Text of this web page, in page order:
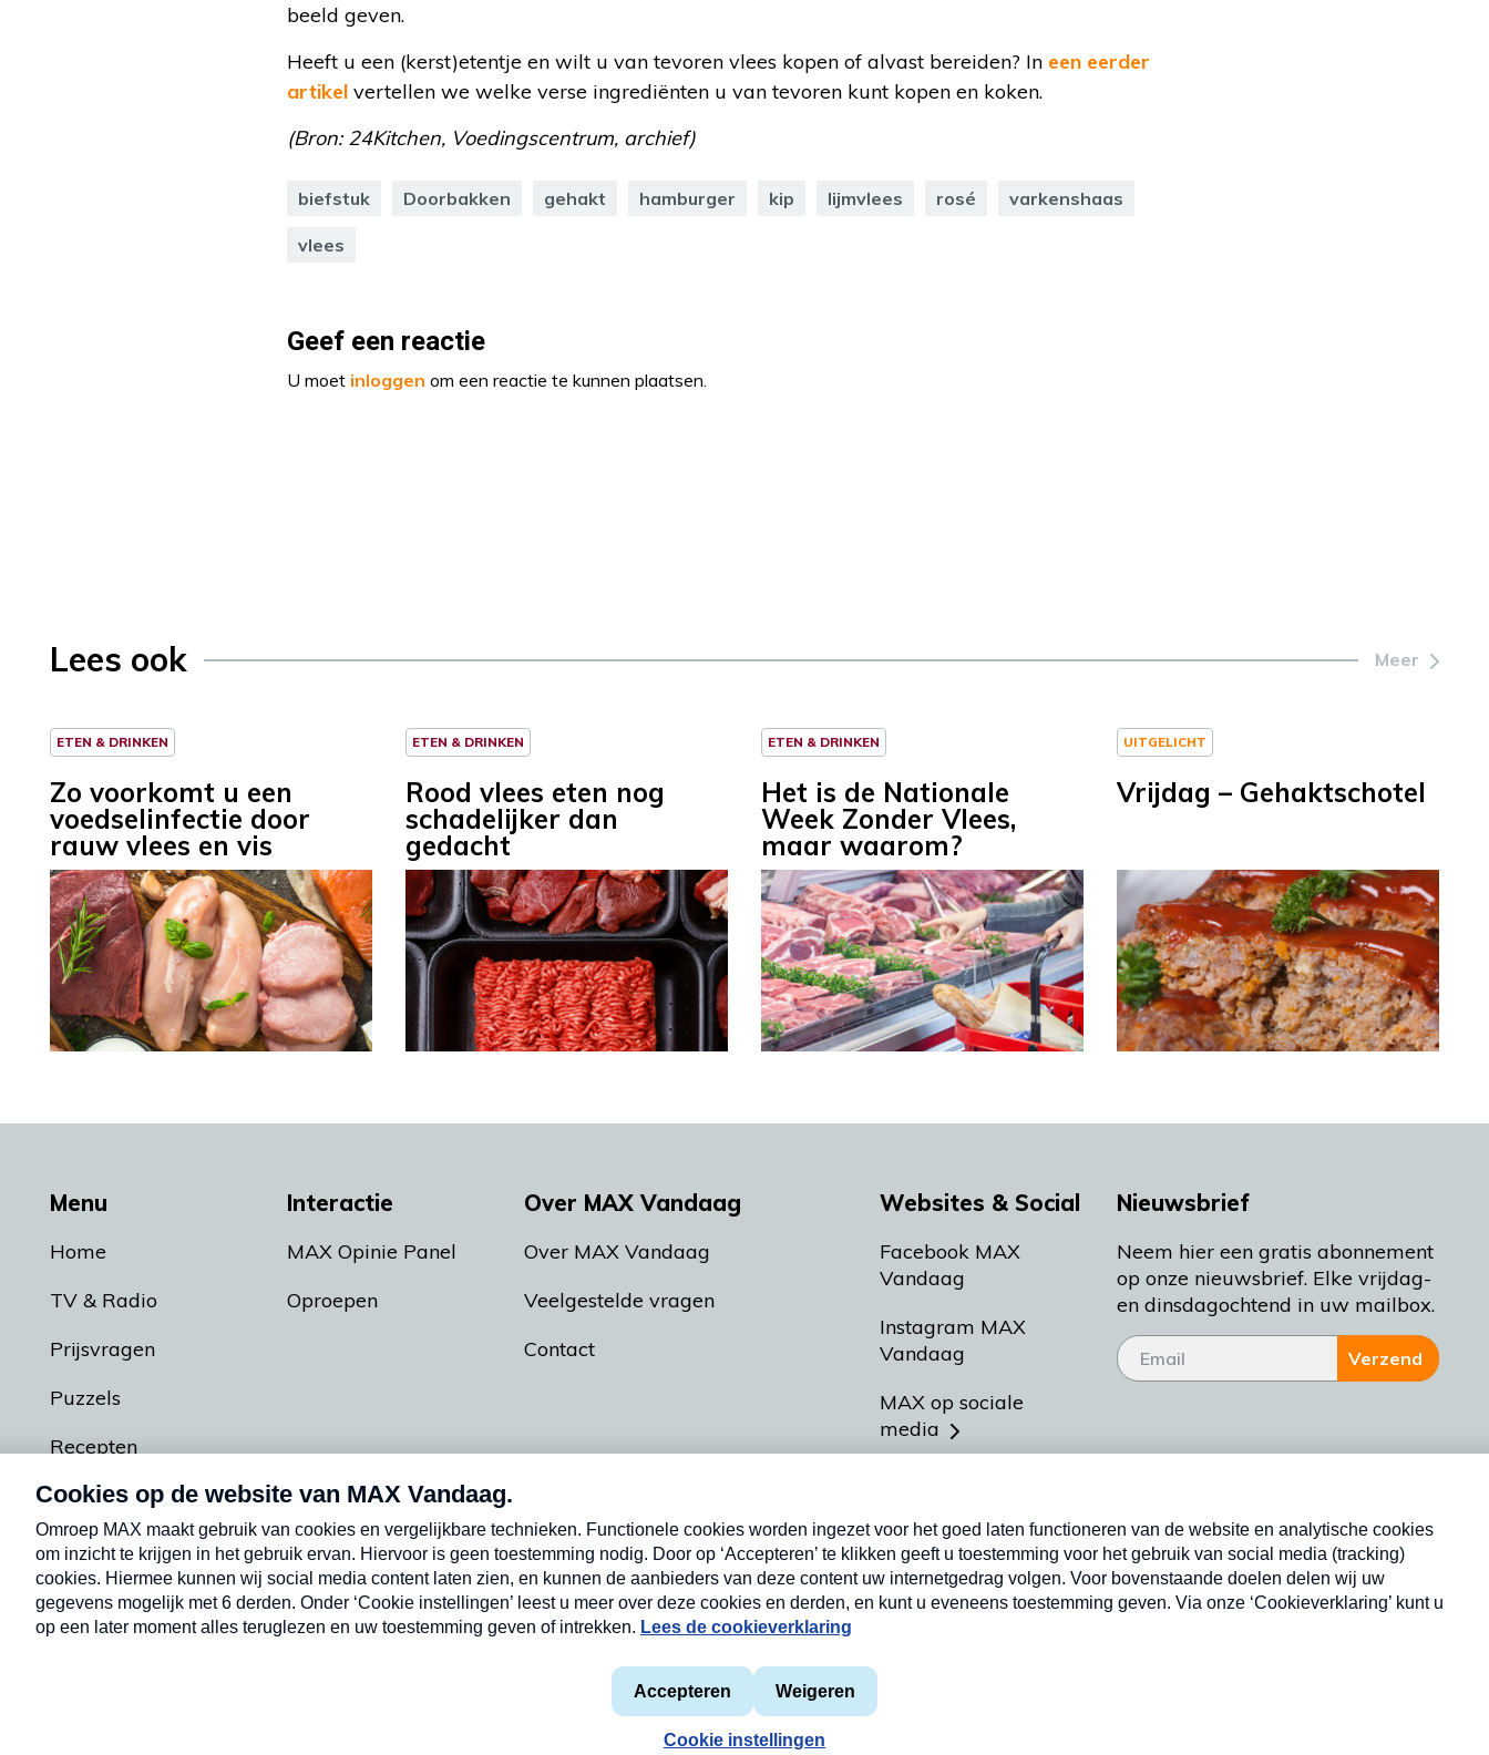
beeld geven.
Heeft u een (kerst)etentje en wilt u van tevoren vlees kopen of alvast bereiden? In een eerder
artikel vertellen we welke verse ingrediënten u van tevoren kunt kopen en koken.
(Bron: 24Kitchen, Voedingscentrum, archief)
biefstuk Doorbakken gehakt hamburger kip lijmvlees rosé varkenshaas
vlees
Geef een reactie
U moet inloggen om een reactie te kunnen plaatsen.
Lees ook Meer
ETEN & DRINKEN
Zo voorkomt u een
voedselinfectie door
rauw vlees en vis
ETEN & DRINKEN
Rood vlees eten nog
schadelijker dan
gedacht
ETEN & DRINKEN
Het is de Nationale
Week Zonder Vlees,
maar waarom?
UITGELICHT
Vrijdag – Gehaktschotel
Menu
Home
TV & Radio
Prijsvragen
Puzzels
Recepten
Podcasts
Interactie
MAX Opinie Panel
Oproepen
Over MAX Vandaag
Over MAX Vandaag
Veelgestelde vragen
Contact
Websites & Social
Facebook MAX
Vandaag
Instagram MAX
Vandaag
MAX op sociale
media
Meldpunt Actueel
Heel Holland Bakt
Nieuwsbrief
Neem hier een gratis abonnement
op onze nieuwsbrief. Elke vrijdag-
en dinsdagochtend in uw mailbox.
Verzend
Privacyverklaring
Cookieverklaring
Nieuwsbrief
Neem hier een gratis abonnement op onze